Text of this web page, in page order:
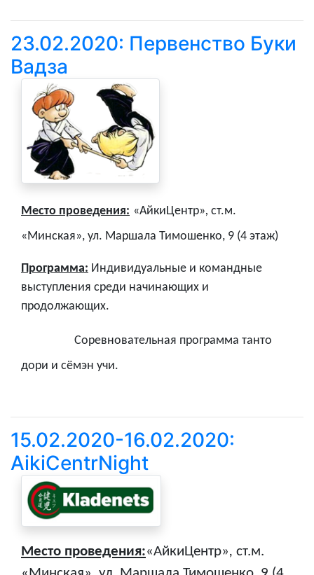
23.02.2020: Первенство Буки
Вадза
Место проведения: «АйкиЦентр», ст.м.
«Минская», ул. Маршала Тимошенко, 9 (4 этаж)
Программа: Индивидуальные и командные
выступления среди начинающих и
продолжающих.
Соревновательная программа танто
дори и сёмэн учи.
15.02.2020-16.02.2020:
AikiCentrNight
Место проведения:«АйкиЦентр», ст.м.